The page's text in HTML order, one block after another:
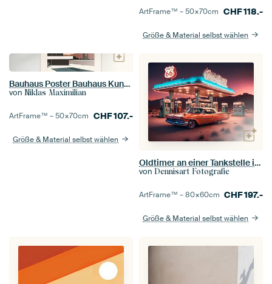
ArtFrame™ –50×70cm CHF118.-
Größe & Material selbst wählen
Bauhaus Poster Bauhaus Kunstdruck
von Niklas Maximilian
ArtFrame™ –50×70cm CHF107.-
Größe & Material selbst wählen
Oldtimer an einer Tankstelle in der Wüste entlang der Route 66 retro
von Dennisart Fotografie
ArtFrame™ –80×60cm CHF197.-
Größe & Material selbst wählen